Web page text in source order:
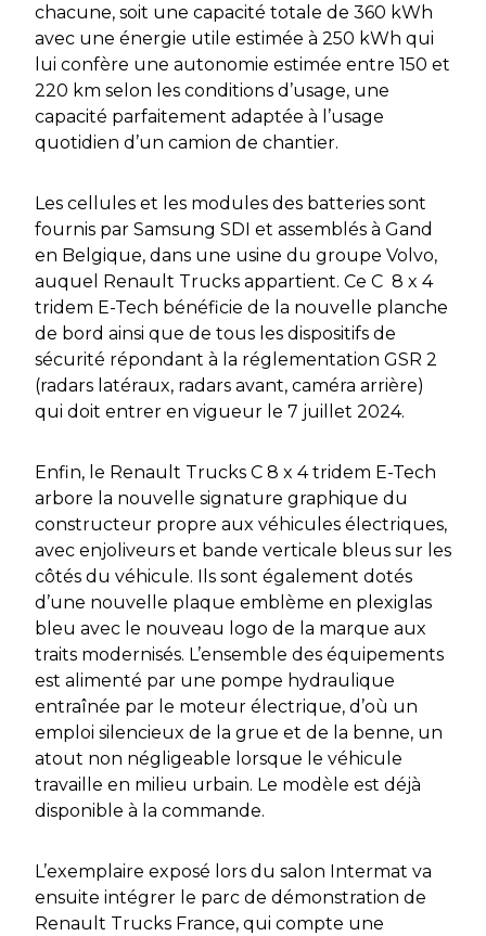
chacune, soit une capacité totale de 360 kWh
avec une énergie utile estimée à 250 kWh qui
lui confère une autonomie estimée entre 150 et
220 km selon les conditions d’usage, une
capacité parfaitement adaptée à l’usage
quotidien d’un camion de chantier.
Les cellules et les modules des batteries sont
fournis par Samsung SDI et assemblés à Gand
en Belgique, dans une usine du groupe Volvo,
auquel Renault Trucks appartient. Ce C 8 x 4
tridem E-Tech bénéficie de la nouvelle planche
de bord ainsi que de tous les dispositifs de
sécurité répondant à la réglementation GSR 2
(radars latéraux, radars avant, caméra arrière)
qui doit entrer en vigueur le 7 juillet 2024.
Enfin, le Renault Trucks C 8 x 4 tridem E-Tech
arbore la nouvelle signature graphique du
constructeur propre aux véhicules électriques,
avec enjoliveurs et bande verticale bleus sur les
côtés du véhicule. Ils sont également dotés
d’une nouvelle plaque emblème en plexiglas
bleu avec le nouveau logo de la marque aux
traits modernisés. L’ensemble des équipements
est alimenté par une pompe hydraulique
entraînée par le moteur électrique, d’où un
emploi silencieux de la grue et de la benne, un
atout non négligeable lorsque le véhicule
travaille en milieu urbain. Le modèle est déjà
disponible à la commande.
L’exemplaire exposé lors du salon Intermat va
ensuite intégrer le parc de démonstration de
Renault Trucks France, qui compte une